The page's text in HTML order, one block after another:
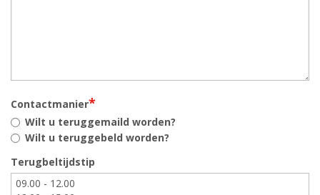
Contactmanier*
Wilt u teruggemaild worden?
Wilt u teruggebeld worden?
Terugbeltijdstip